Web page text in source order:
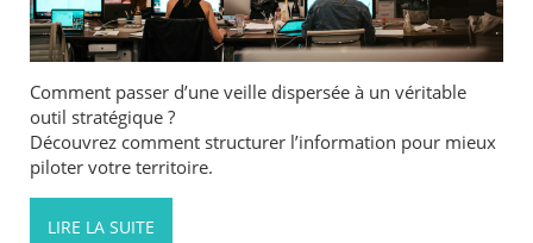
Comment passer d’une veille dispersée à un véritable
outil stratégique ?
Découvrez comment structurer l’information pour mieux
piloter votre territoire.
LIRE LA SUITE